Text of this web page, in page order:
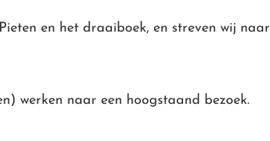
en het draaiboek, en streven wij naar
werken naar een hoogstaand bezoek.